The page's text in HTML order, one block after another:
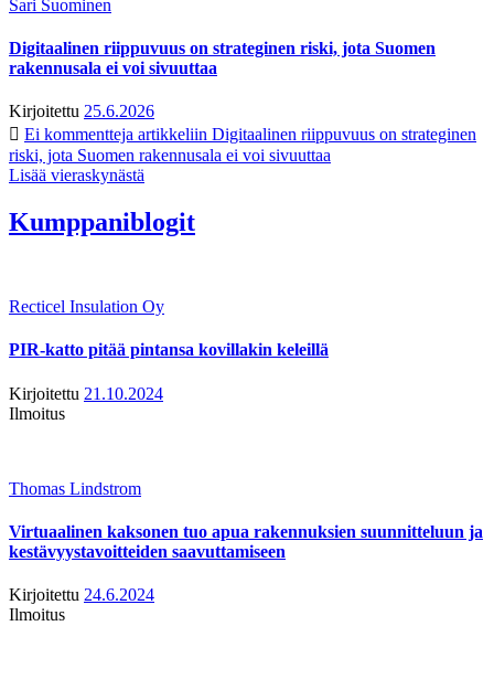
Sari Suominen
Digitaalinen riippuvuus on strateginen riski, jota Suomen
rakennusala ei voi sivuuttaa
Kirjoitettu 25.6.2026
Ei kommentteja artikkeliin Digitaalinen riippuvuus on strateginen
riski, jota Suomen rakennusala ei voi sivuuttaa
Lisää vieraskynästä
Kumppaniblogit
Recticel Insulation Oy
PIR-katto pitää pintansa kovillakin keleillä
Kirjoitettu 21.10.2024
Ilmoitus
Thomas Lindstrom
Virtuaalinen kaksonen tuo apua rakennuksien suunnitteluun ja
kestävyystavoitteiden saavuttamiseen
Kirjoitettu 24.6.2024
Ilmoitus